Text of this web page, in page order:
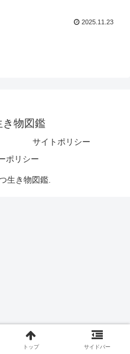
2025.11.23
き物図鑑
サイトポリシー
ポリシー
生き物図鑑.
トップ サイドバー